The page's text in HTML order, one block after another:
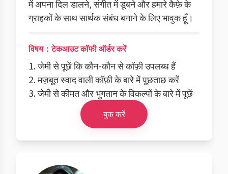
में अपना दिल डालने, संगीत में डूबने और हमारे कैफ़े के
ग्राहकों के साथ सार्थक संबंध बनाने के लिए भावुक हूँ।
विषय：टेकआउट कॉफी ऑर्डर करें
1. जेमी से पूछें कि कौन-कौन से कॉफ़ी उपलब्ध हैं
2. मज़बूत स्वाद वाली कॉफ़ी के बारे में पूछताछ करें
3. जेमी से कीमत और भुगतान के विकल्पों के बारे में पूछें
बुक करें